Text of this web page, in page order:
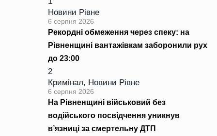
Новини Рівне
6 серпня 2026
Рекордні обмеження через спеку: на
Рівненщині вантажівкам заборонили рух
до 23:00
2
Кримінал, Новини Рівне
6 серпня 2026
На Рівненщині військовий без
водійського посвідчення уникнув
в’язниці за смертельну ДТП